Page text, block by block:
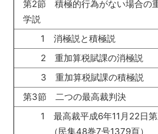
第2節 積極的行為がない場合の
学説
1 消極説と積極説
2 重加算税賦課の消極説
3 重加算税賦課の積極説
第3節 二つの最高裁判決
1 最高裁平成6年11月22日
（民集48巻7号1379頁）